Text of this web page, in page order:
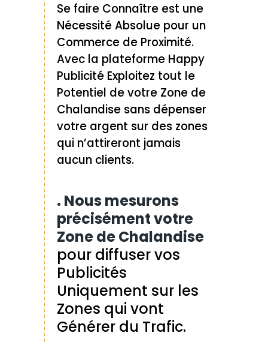
Se faire Connaître est une
Nécessité Absolue pour un
Commerce de Proximité.
Avec la plateforme Happy
Publicité Exploitez tout le
Potentiel de votre Zone de
Chalandise sans dépenser
votre argent sur des zones
qui n’attireront jamais
aucun clients.
. Nous mesurons
précisément votre
Zone de Chalandise
pour diffuser vos
Publicités
Uniquement sur les
Zones qui vont
Générer du Trafic.